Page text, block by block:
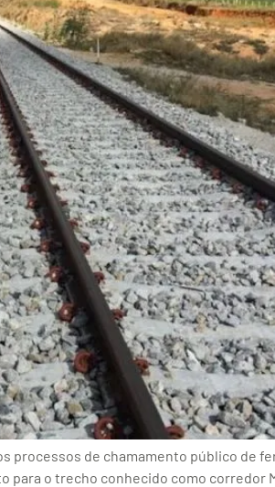
processos de chamamento público de
para o trecho conhecido como corredor